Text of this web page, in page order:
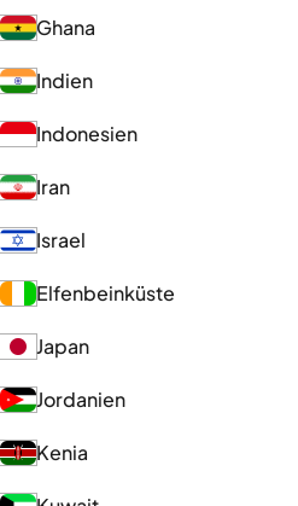
Ghana
Indien
Indonesien
Iran
Israel
Elfenbeinküste
Japan
Jordanien
Kenia